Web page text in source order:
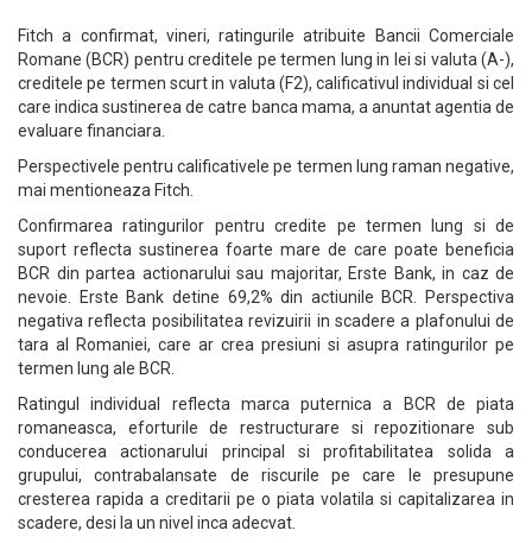
Fitch a confirmat, vineri, ratingurile atribuite Bancii Comerciale
Romane (BCR) pentru creditele pe termen lung in lei si valuta (A-),
creditele pe termen scurt in valuta (F2), calificativul individual si cel
care indica sustinerea de catre banca mama, a anuntat agentia de
evaluare financiara.
Perspectivele pentru calificativele pe termen lung raman negative,
mai mentioneaza Fitch.
Confirmarea ratingurilor pentru credite pe termen lung si de
suport reflecta sustinerea foarte mare de care poate beneficia
BCR din partea actionarului sau majoritar, Erste Bank, in caz de
nevoie. Erste Bank detine 69,2% din actiunile BCR. Perspectiva
negativa reflecta posibilitatea revizuirii in scadere a plafonului de
tara al Romaniei, care ar crea presiuni si asupra ratingurilor pe
termen lung ale BCR.
Ratingul individual reflecta marca puternica a BCR de piata
romaneasca, eforturile de restructurare si repozitionare sub
conducerea actionarului principal si profitabilitatea solida a
grupului, contrabalansate de riscurile pe care le presupune
cresterea rapida a creditarii pe o piata volatila si capitalizarea in
scadere, desi la un nivel inca adecvat.